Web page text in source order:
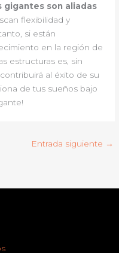
gigantes son aliadas
flexibilidad y
si están
en la región de
estructuras es, sin
al éxito de su
de tus sueños bajo
Entrada siguiente →